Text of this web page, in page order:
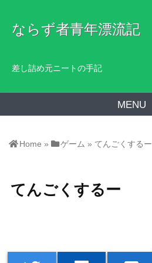
ならず者青年漂流記
差し詰め元ニートの手記
MENU
Home » ゲーム » てんごくするー
てんごくするー